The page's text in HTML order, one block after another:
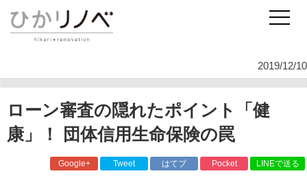
リノベーションのひかリノベ
ひかリノベのサービスについて
2019/12/10
ローン審査の隠れたポイント「健
康」！ 団体信用生命保険の罠
Google+ Tweet はてブ Pocket LINEで送る